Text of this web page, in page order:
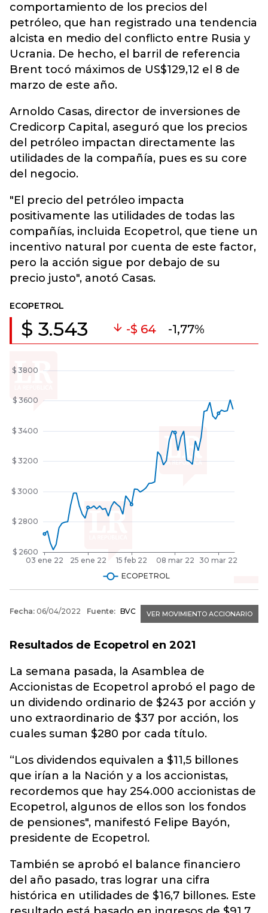
comportamiento de los precios del
petróleo, que han registrado una tendencia
alcista en medio del conflicto entre Rusia y
Ucrania. De hecho, el barril de referencia
Brent tocó máximos de US$129,12 el 8 de
marzo de este año.
Arnoldo Casas, director de inversiones de
Credicorp Capital, aseguró que los precios
del petróleo impactan directamente las
utilidades de la compañía, pues es su core
del negocio.
"El precio del petróleo impacta
positivamente las utilidades de todas las
compañías, incluida Ecopetrol, que tiene un
incentivo natural por cuenta de este factor,
pero la acción sigue por debajo de su
precio justo", anotó Casas.
Resultados de Ecopetrol en 2021
La semana pasada, la Asamblea de
Accionistas de Ecopetrol aprobó el pago de
un dividendo ordinario de $243 por acción y
uno extraordinario de $37 por acción, los
cuales suman $280 por cada título.
“Los dividendos equivalen a $11,5 billones
que irían a la Nación y a los accionistas,
recordemos que hay 254.000 accionistas de
Ecopetrol, algunos de ellos son los fondos
de pensiones", manifestó Felipe Bayón,
presidente de Ecopetrol.
También se aprobó el balance financiero
del año pasado, tras lograr una cifra
histórica en utilidades de $16,7 billones. Este